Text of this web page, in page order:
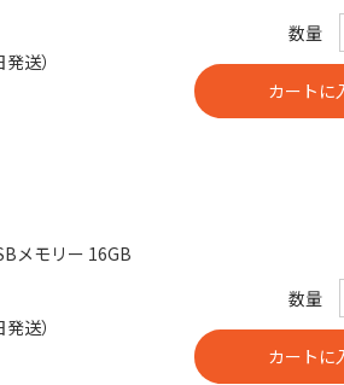
送）
数量
メモリー 16GB
送）
数量